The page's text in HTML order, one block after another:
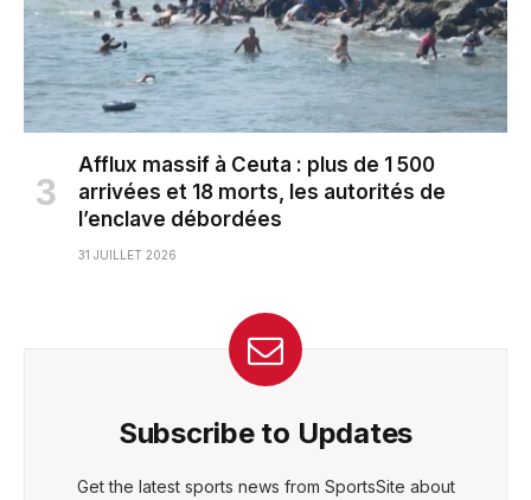
Afflux massif à Ceuta : plus de 1 500
arrivées et 18 morts, les autorités de
l’enclave débordées
31 JUILLET 2026
Subscribe to Updates
Get the latest sports news from SportsSite about